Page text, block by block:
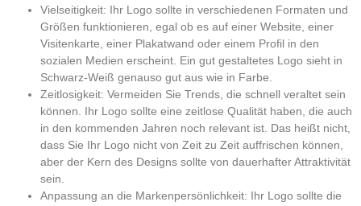
Vielseitigkeit: Ihr Logo sollte in verschiedenen Formaten und
Größen funktionieren, egal ob es auf einer Website, einer
Visitenkarte, einer Plakatwand oder einem Profil in den
sozialen Medien erscheint. Ein gut gestaltetes Logo sieht in
Schwarz-Weiß genauso gut aus wie in Farbe.
Zeitlosigkeit: Vermeiden Sie Trends, die schnell veraltet sein
können. Ihr Logo sollte eine zeitlose Qualität haben, die auch
in den kommenden Jahren noch relevant ist. Das heißt nicht,
dass Sie Ihr Logo nicht von Zeit zu Zeit auffrischen können,
aber der Kern des Designs sollte von dauerhafter Attraktivität
sein.
Anpassung an die Markenpersönlichkeit: Ihr Logo sollte die